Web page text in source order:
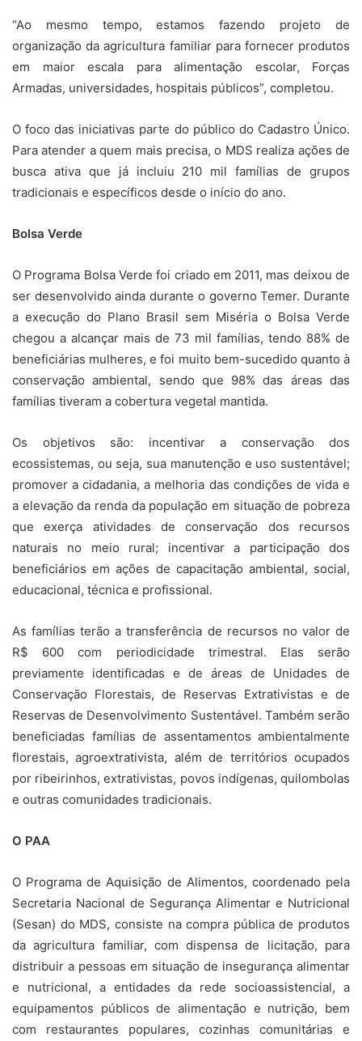
“Ao mesmo tempo, estamos fazendo projeto de
organização da agricultura familiar para fornecer produtos
em maior escala para alimentação escolar, Forças
Armadas, universidades, hospitais públicos”, completou.
O foco das iniciativas parte do público do Cadastro Único.
Para atender a quem mais precisa, o MDS realiza ações de
busca ativa que já incluiu 210 mil famílias de grupos
tradicionais e específicos desde o início do ano.
Bolsa Verde
O Programa Bolsa Verde foi criado em 2011, mas deixou de
ser desenvolvido ainda durante o governo Temer. Durante
a execução do Plano Brasil sem Miséria o Bolsa Verde
chegou a alcançar mais de 73 mil famílias, tendo 88% de
beneficiárias mulheres, e foi muito bem-sucedido quanto à
conservação ambiental, sendo que 98% das áreas das
famílias tiveram a cobertura vegetal mantida.
Os objetivos são: incentivar a conservação dos
ecossistemas, ou seja, sua manutenção e uso sustentável;
promover a cidadania, a melhoria das condições de vida e
a elevação da renda da população em situação de pobreza
que exerça atividades de conservação dos recursos
naturais no meio rural; incentivar a participação dos
beneficiários em ações de capacitação ambiental, social,
educacional, técnica e profissional.
As famílias terão a transferência de recursos no valor de
R$ 600 com periodicidade trimestral. Elas serão
previamente identificadas e de áreas de Unidades de
Conservação Florestais, de Reservas Extrativistas e de
Reservas de Desenvolvimento Sustentável. Também serão
beneficiadas famílias de assentamentos ambientalmente
florestais, agroextrativista, além de territórios ocupados
por ribeirinhos, extrativistas, povos indígenas, quilombolas
e outras comunidades tradicionais.
O PAA
O Programa de Aquisição de Alimentos, coordenado pela
Secretaria Nacional de Segurança Alimentar e Nutricional
(Sesan) do MDS, consiste na compra pública de produtos
da agricultura familiar, com dispensa de licitação, para
distribuir a pessoas em situação de insegurança alimentar
e nutricional, a entidades da rede socioassistencial, a
equipamentos públicos de alimentação e nutrição, bem
com restaurantes populares, cozinhas comunitárias e